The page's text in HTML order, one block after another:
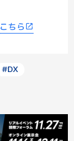
こちら
#DX